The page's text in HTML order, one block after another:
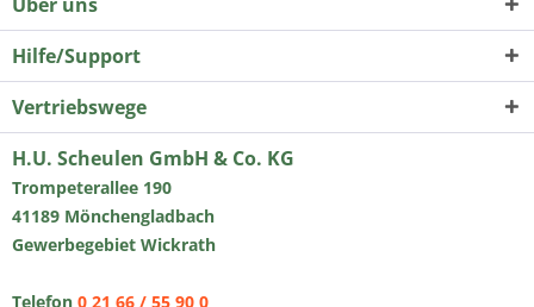
Hilfe/Support
Vertriebswege
H.U. Scheulen GmbH & Co. KG
Trompeterallee 190
41189 Mönchengladbach
Gewerbegebiet Wickrath
Telefon 0 21 66 / 55 90 0